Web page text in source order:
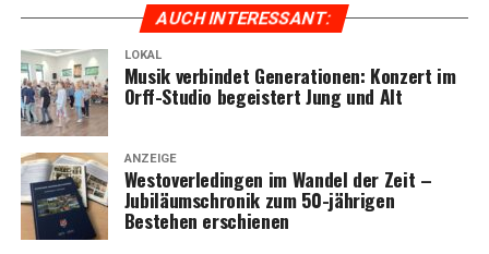
AUCH INTER­ES­SANT:
LOKAL
Musik ver­bin­det Gene­ra­tio­nen: Kon­zert im
Orff-Stu­dio begeis­tert Jung und Alt
ANZEIGE
Wes­t­ov­er­le­din­gen im Wan­del der Zeit –
Jubi­lä­umschro­nik zum 50-jäh­ri­gen
Bestehen erschienen